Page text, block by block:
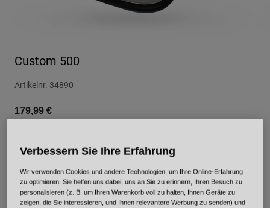
Custom 500
Artikelnr. 34890
179,99 €
Verbessern Sie Ihre Erfahrung
Wir verwenden Cookies und andere Technologien, um Ihre Online-Erfahrung
zu optimieren. Sie helfen uns dabei, uns an Sie zu erinnern, Ihren Besuch zu
personalisieren (z. B. um Ihren Warenkorb voll zu halten, Ihnen Geräte zu
zeigen, die Sie interessieren, und Ihnen relevantere Werbung zu senden) und